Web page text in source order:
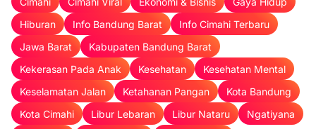
Hiburan
Info Bandung Barat
Info Cimahi Terbaru
Jawa Barat
Kabupaten Bandung Barat
Kekerasan Pada Anak
Kesehatan
Kesehatan Mental
Keselamatan Jalan
Ketahanan Pangan
Kota Bandung
Kota Cimahi
Libur Lebaran Libur Nataru
Ngatiyana